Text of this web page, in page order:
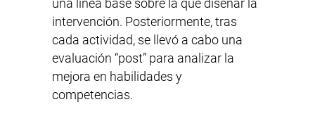
una línea base sobre la que diseñar la
intervención. Posteriormente, tras
cada actividad, se llevó a cabo una
evaluación “post” para analizar la
mejora en habilidades y
competencias.